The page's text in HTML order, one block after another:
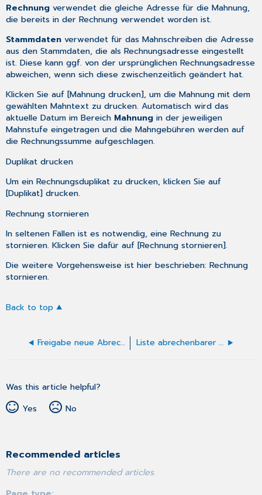
Rechnung verwendet die gleiche Adresse für die Mahnung,
die bereits in der Rechnung verwendet worden ist.
Stammdaten verwendet für das Mahnschreiben die Adresse
aus den Stammdaten, die als Rechnungsadresse eingestellt
ist. Diese kann ggf. von der ursprünglichen Rechnungsadresse
abweichen, wenn sich diese zwischenzeitlich geändert hat.
Klicken Sie auf [Mahnung drucken], um die Mahnung mit dem
gewählten Mahntext zu drucken. Automatisch wird das
aktuelle Datum im Bereich Mahnung in der jeweiligen
Mahnstufe eingetragen und die Mahngebühren werden auf
die Rechnungssumme aufgeschlagen.
Duplikat drucken
Um ein Rechnungsduplikat zu drucken, klicken Sie auf
[Duplikat] drucken.
Rechnung stornieren
In seltenen Fällen ist es notwendig, eine Rechnung zu
stornieren. Klicken Sie dafür auf [Rechnung stornieren].
Die weitere Vorgehensweise ist hier beschrieben:Rechnung
stornieren.
Back to top
Freigabe neue Abrechnung (PVS) Liste abrechenbarer Leistungen
Was this article helpful?
Yes
No
Recommended articles
There are no recommended articles.